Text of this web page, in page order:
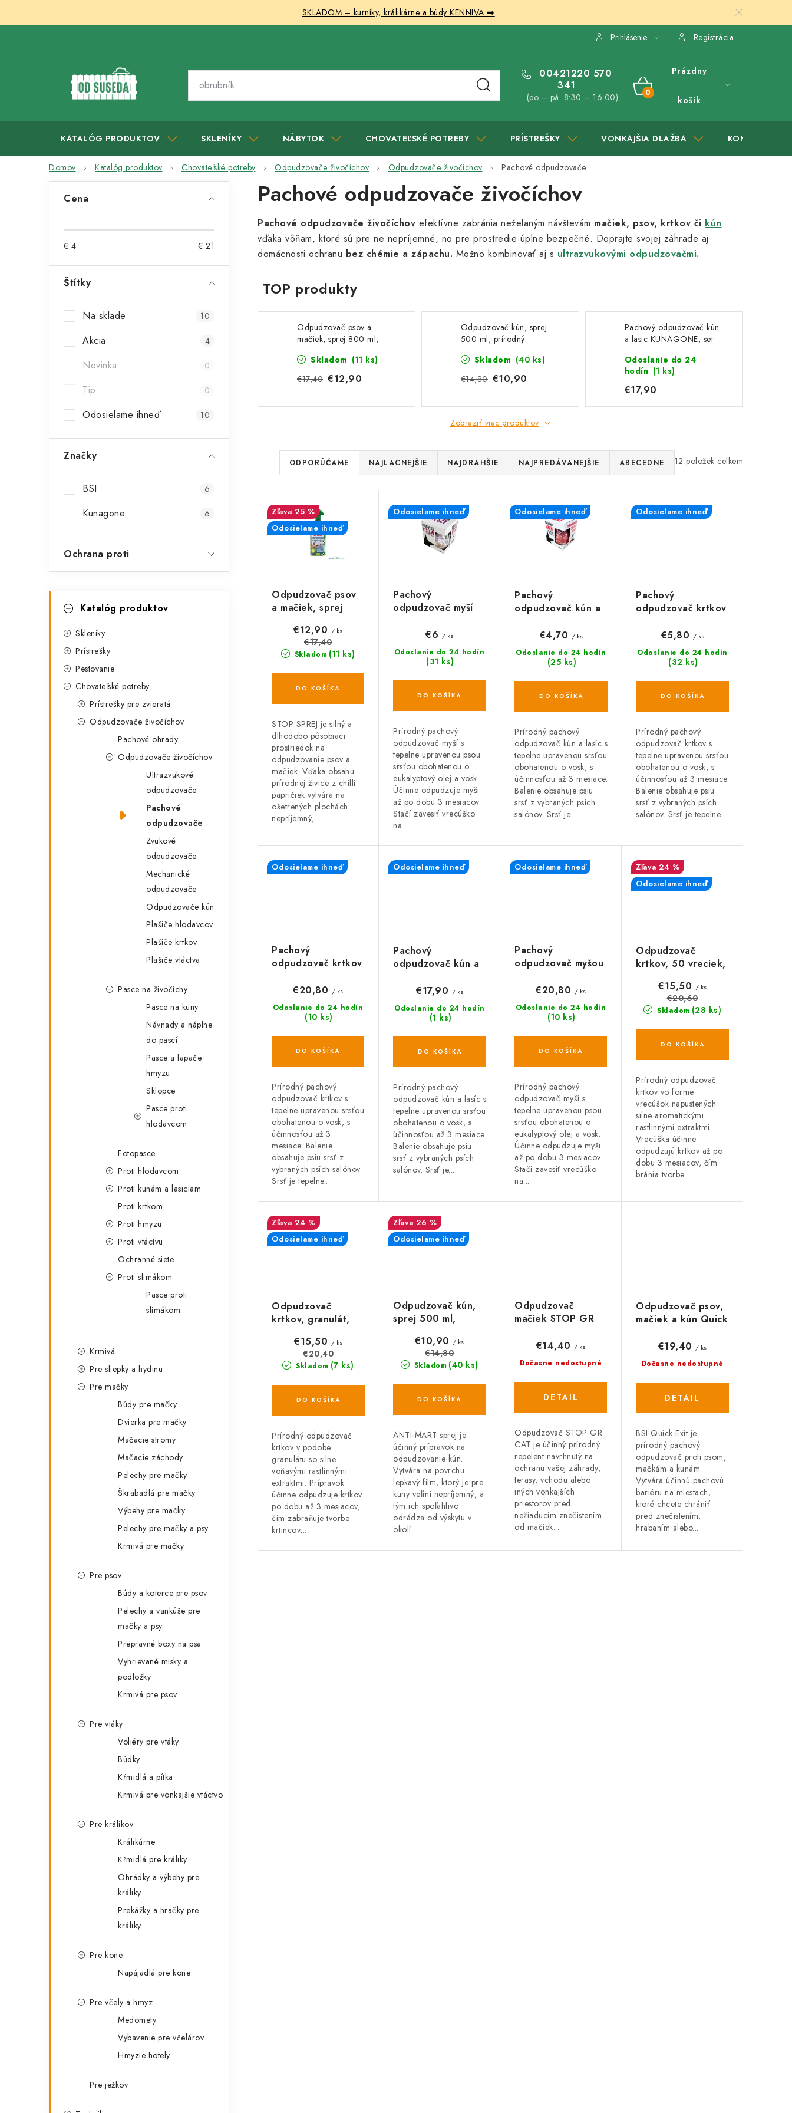
SKLADOM – kurníky, králikárne a búdy KENNIVA ➡️
Prihlásenie Registrácia
00421220 570
341
(po – pá: 8:30 – 16:00)
NÁKUPNÝ
Prázdny
košík
KATALÓG PRODUKTOV SKLENÍKY NÁBYTOK CHOVATEĽSKÉ POTREBY PRÍSTREŠKY VONKAJŠIA DLAŽBA KONTAKTY
Domov Katalóg produktov Chovateľské potreby Odpudzovače živočíchov Odpudzovače živočíchov Pachové odpudzovače
n
Cena
€ 4 € 21
Štítky
Na sklade 10
Akcia 4
Novinka 0
Tip 0
Odosielame ihneď 10
Značky
BSI 6
Kunagone 6
Ochrana proti
kategórieKatalóg produktov
Skleníky
Prístrešky
Pestovanie
Chovateľské potreby
Prístrešky pre zvieratá
Odpudzovače živočíchov
Pachové ohrady
Odpudzovače živočíchov
Ultrazvukové
odpudzovače
Pachové
odpudzovače
Zvukové
odpudzovače
Mechanické
odpudzovače
Odpudzovače kún
Plašiče hlodavcov
Plašiče krtkov
Plašiče vtáctva
Pasce na živočíchy
Pasce na kuny
Návnady a náplne
do pascí
Pasce a lapače
hmyzu
Sklopce
Pasce proti
hlodavcom
Fotopasce
Proti hlodavcom
Proti kunám a lasiciam
Proti krtkom
Proti hmyzu
Proti vtáctvu
Ochranné siete
Proti slimákom
Pasce proti
slimákom
Krmivá
Pre sliepky a hydinu
Pre mačky
Búdy pre mačky
Dvierka pre mačky
Mačacie stromy
Mačacie záchody
Pelechy pre mačky
Škrabadlá pre mačky
Výbehy pre mačky
Pelechy pre mačky a psy
Krmivá pre mačky
Pre psov
Búdy a koterce pre psov
Pelechy a vankúše pre
mačky a psy
Prepravné boxy na psa
Vyhrievané misky a
podložky
Krmivá pre psov
Pre vtáky
Voliéry pre vtáky
Búdky
Kŕmidlá a pítka
Krmivá pre vonkajšie vtáctvo
Pre králikov
Králikárne
Kŕmidlá pre králiky
Ohrádky a výbehy pre
králiky
Prekážky a hračky pre
králiky
Pre kone
Napájadlá pre kone
Pre včely a hmyz
Medomety
Vybavenie pre včelárov
Hmyzie hotely
Pre ježkov
Pachové odpudzovače živočíchov
Pachové odpudzovače živočíchov efektívne zabránia neželaným návštevám mačiek, psov, krtkov či kún
vďaka vôňam, ktoré sú pre ne nepríjemné, no pre prostredie úplne bezpečné. Doprajte svojej záhrade aj
domácnosti ochranu bez chémie a zápachu. Možno kombinovať aj s ultrazvukovými odpudzovačmi.
Odpudzovač psov a
mačiek, sprej 800 ml,
Skladom (11 ks)
€17,40 €12,90
Odpudzovač kún, sprej
500 ml, prírodný
Skladom (40 ks)
€14,80 €10,90
Pachový odpudzovač kún
a lasic KUNAGONE, set
Odoslanie do 24
hodín (1 ks)
€17,90
Zobraziť viac produktov
12
R
a
d
e
e
p
o
u
k
t
o
v
ODPORÚČAME NAJLACNEJŠIE NAJDRAHŠIE NAJPREDÁVANEJŠIE ABECEDNE
V
Odpudzovač psov
a mačiek, sprej
25 %
Odosielame ihneď
Skladom (11 ks)
€12,90 / ks
€17,40
DO KOŠÍKA
STOP SPREJ je silný a
dlhodobo pôsobiaci
prostriedok na
odpudzovanie psov a
mačiek. Vďaka obsahu
prírodnej živice z chilli
papričiek vytvára na
ošetrených plochách
nepríjemný,...
Pachový
odpudzovač myší
Odosielame ihneď
Odoslanie do 24 hodín
(31 ks)
€6 / ks
DO KOŠÍKA
Prírodný pachový
odpudzovač myší s
tepelne upravenou psou
srsťou obohatenou o
eukalyptový olej a vosk.
Účinne odpudzuje myši
až po dobu 3 mesiacov.
Stačí zavesiť vrecúško
na...
Pachový
odpudzovač kún a
Odosielame ihneď
Odoslanie do 24 hodín
(25 ks)
€4,70 / ks
DO KOŠÍKA
Prírodný pachový
odpudzovač kún a lasíc s
tepelne upravenou srsťou
obohatenou o vosk, s
účinnosťou až 3 mesiace.
Balenie obsahuje psiu
srsť z vybraných psích
salónov. Srsť je...
Pachový
odpudzovač krtkov
Odosielame ihneď
Odoslanie do 24 hodín
(32 ks)
€5,80 / ks
DO KOŠÍKA
Prírodný pachový
odpudzovač krtkov s
tepelne upravenou srsťou
obohatenou o vosk, s
účinnosťou až 3 mesiace.
Balenie obsahuje psiu
srsť z vybraných psích
salónov. Srsť je tepelne...
Pachový
odpudzovač krtkov
Odosielame ihneď
Odoslanie do 24 hodín
(10 ks)
€20,80 / ks
DO KOŠÍKA
Prírodný pachový
odpudzovač krtkov s
tepelne upravenou srsťou
obohatenou o vosk, s
účinnosťou až 3
mesiace. Balenie
obsahuje psiu srsť z
vybraných psích salónov.
Srsť je tepelne...
Pachový
odpudzovač kún a
set 6 ks
Odosielame ihneď
Odoslanie do 24 hodín
(1 ks)
€17,90 / ks
DO KOŠÍKA
Prírodný pachový
odpudzovač kún a lasíc s
tepelne upravenou srsťou
obohatenou o vosk, s
účinnosťou až 3 mesiace.
Balenie obsahuje psiu
srsť z vybraných psích
salónov. Srsť je...
Pachový
odpudzovač myšou
Odosielame ihneď
Odoslanie do 24 hodín
(10 ks)
€20,80 / ks
DO KOŠÍKA
Prírodný pachový
odpudzovač myší s
tepelne upravenou psou
srsťou obohatenou o
eukalyptový olej a vosk.
Účinne odpudzuje myši
až po dobu 3 mesiacov.
Stačí zavesiť vrecúško
na...
Odpudzovač
krtkov, 50 vreciek,
24 %
Odosielame ihneď
Skladom (28 ks)
€15,50 / ks
€20,60
DO KOŠÍKA
Prírodný odpudzovač
krtkov vo forme
vrecúšok napustených
silne aromatickými
rastlinnými extraktmi.
Vrecúška účinne
odpudzujú krtkov až po
dobu 3 mesiacov, čím
bránia tvorbe...
Odpudzovač
krtkov, granulát,
24 %
Odosielame ihneď
Skladom (7 ks)
€15,50 / ks
€20,40
DO KOŠÍKA
Prírodný odpudzovač
krtkov v podobe
granulátu so silne
voňavými rastlinnými
extraktmi. Prípravok
účinne odpudzuje krtkov
po dobu až 3 mesiacov,
čím zabraňuje tvorbe
krtincov,...
Odpudzovač kún,
sprej 500 ml,
26 %
Odosielame ihneď
Skladom (40 ks)
€10,90 / ks
€14,80
DO KOŠÍKA
ANTI-MART sprej je
účinný prípravok na
odpudzovanie kún.
Vytvára na povrchu
lepkavý film, ktorý je pre
kuny veľmi nepríjemný, a
tým ich spoľahlivo
odrádza od výskytu v
okolí...
Odpudzovač
mačiek STOP GR
Dočasne nedostupné
€14,40 / ks
DETAIL
Odpudzovač STOP GR
CAT je účinný prírodný
repelent navrhnutý na
ochranu vašej záhrady,
terasy, vchodu alebo
iných vonkajších
priestorov pred
nežiaducim znečistením
od mačiek....
Odpudzovač psov,
mačiek a kún Quick
prírodný
Dočasne nedostupné
€19,40 / ks
DETAIL
BSI Quick Exit je
prírodný pachový
odpudzovač proti psom,
mačkám a kunám.
Vytvára účinnú pachovú
bariéru na miestach,
ktoré chcete chrániť
pred znečistením,
hrabaním alebo...